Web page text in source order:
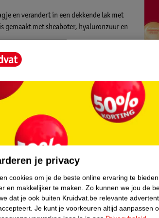
en verandert in een dekkende lak met
gemaakt met sheaboter, hyaluronzuur en
4-in-1 Hydrating Lacquer:
4-in-1 Hydrating Lacquer?
nodig om kleur en glans op te bouwen.
je privacy
cookies om je de beste online ervaring te
en makkelijker te maken. Zo kunnen we jou de
dat je ook buiten Kruidvat.be relevante
Je kunt je voorkeuren altijd aanpassen